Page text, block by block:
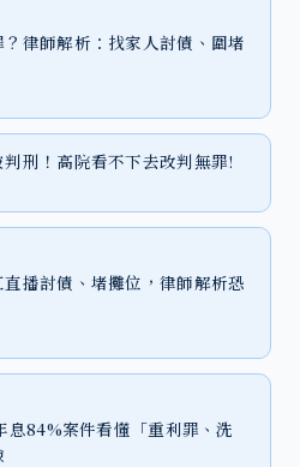
律師解析：找家人討債、圍堵
刑！高院看不下去改判無罪!
播討債、堵攤位，律師解析恐
息84%案件看懂「重利罪、洗